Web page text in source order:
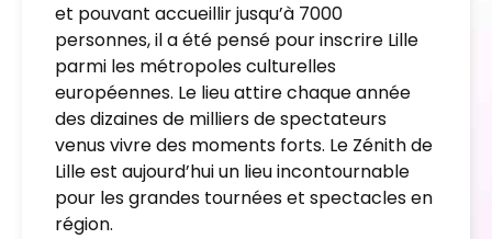
et pouvant accueillir jusqu’à 7000
personnes, il a été pensé pour inscrire Lille
parmi les métropoles culturelles
européennes. Le lieu attire chaque année
des dizaines de milliers de spectateurs
venus vivre des moments forts. Le Zénith de
Lille est aujourd’hui un lieu incontournable
pour les grandes tournées et spectacles en
région.